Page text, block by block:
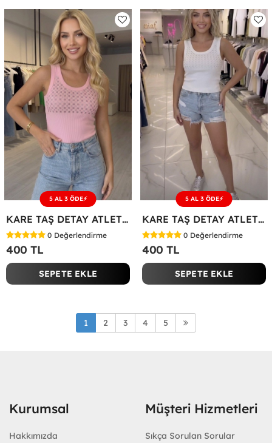
5 AL 3 ÖDE⚡
KARE TAŞ DETAY ATLET Pembe
0 Değerlendirme
400 TL
SEPETE EKLE
5 AL 3 ÖDE⚡
KARE TAŞ DETAY ATLET Beyaz
0 Değerlendirme
400 TL
SEPETE EKLE
1 2 3 4 5
Kurumsal
Hakkımızda
Müşteri Hizmetleri
Sıkça Sorulan Sorular